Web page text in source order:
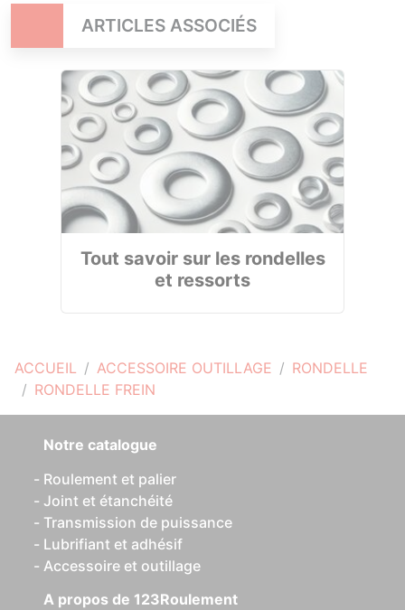
ACCUEIL ACCESSOIRE OUTILLAGE
RONDELLE
RONDELLE FREIN
ARTICLES ASSOCIÉS
Tout savoir sur les rondelles
et ressorts
Notre catalogue
Roulement et palier
Joint et étanchéité
Transmission de puissance
Lubrifiant et adhésif
Accessoire et outillage
A propos de 123Roulement